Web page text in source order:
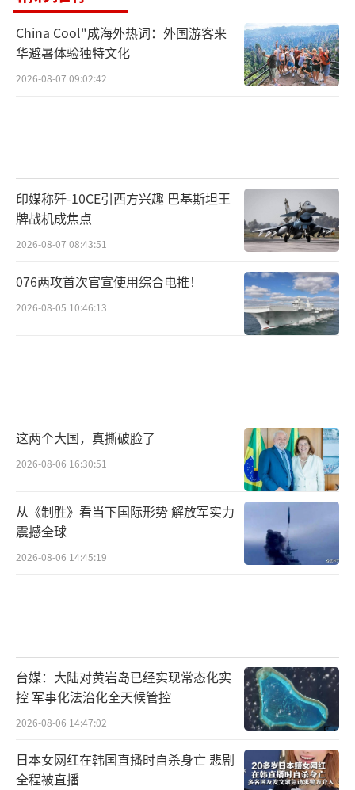
China Cool"成海外热词：外国游客来
华避暑体验独特文化
2026-08-07 09:02:42
印媒称歼-10CE引西方兴趣 巴基斯坦王
牌战机成焦点
2026-08-07 08:43:51
076两攻首次官宣使用综合电推！
2026-08-05 10:46:13
这两个大国，真撕破脸了
2026-08-06 16:30:51
从《制胜》看当下国际形势 解放军实力
震撼全球
2026-08-06 14:45:19
台媒：大陆对黄岩岛已经实现常态化实
控 军事化法治化全天候管控
2026-08-06 14:47:02
日本女网红在韩国直播时自杀身亡 悲剧
全程被直播